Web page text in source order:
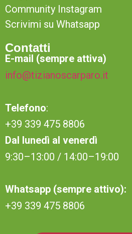
Community Instagram
Scrivimi su Whatsapp
Contatti
E-mail (sempre attiva)
info@tizianoscarparo.it
Telefono:
+39 339 475 8806
Dal lunedì al venerdì
9:30–13:00 / 14:00–19:00
Whatsapp (sempre attivo):
+39 339 475 8806